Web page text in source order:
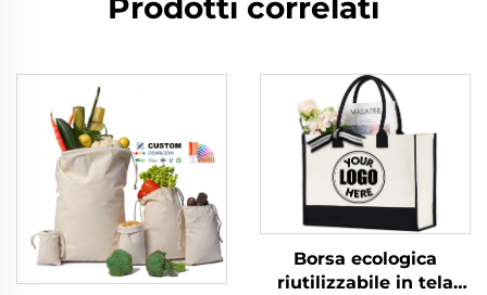
Prodotti correlati
Borsa ecologica
riutilizzabile in tela